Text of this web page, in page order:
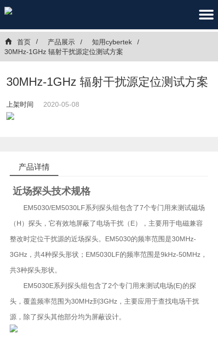
首页 产品展示
知用cybertek
30MHz-1GHz 辐射干扰源定位测试方案
30MHz-1GHz 辐射干扰源定位测试方案
上架时间 2020-05-08
产品详情
近场探头技术规格
EM5030/EM5030LF系列探头组包含了7个专门用来测试磁场
（H）探头，它有效地屏蔽了电场干扰（E），主要用于电磁兼容
整改时定位干扰源的近场探头。EM5030的频率范围是30MHz-
3GHz，共4种探头形状；EM5030LF的频率范围是9kHz-50MHz，
共3种探头形状。
EM5030E系列探头组包含了2个专门用来测试电场(E)的探
头，覆盖频率范围为30MHz到3GHz，主要应用于查找电场干扰
源，除了探头其他部分均为屏蔽设计。